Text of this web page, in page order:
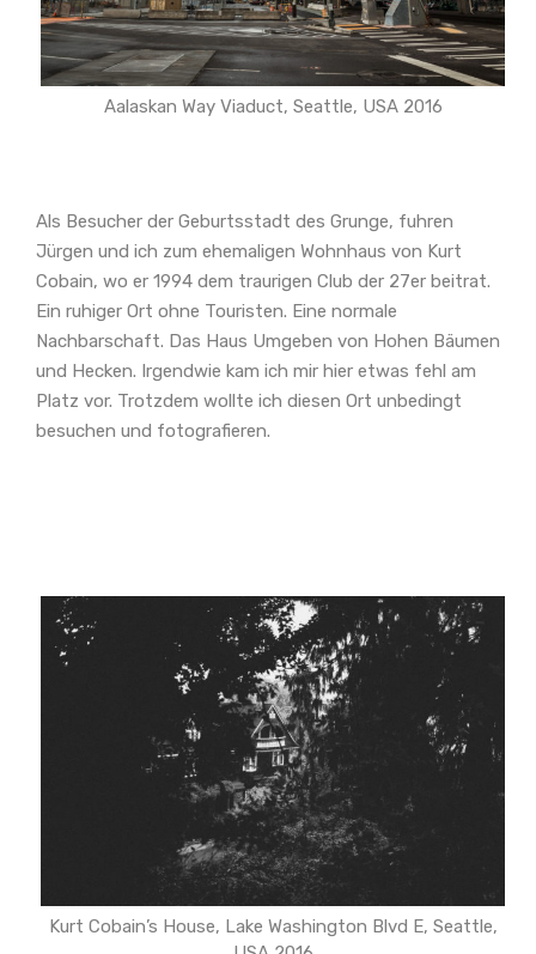
Aalaskan Way Viaduct, Seattle, USA 2016
Als Besucher der Geburtsstadt des Grunge, fuhren
Jürgen und ich zum ehemaligen Wohnhaus von Kurt
Cobain, wo er 1994 dem traurigen Club der 27er beitrat.
Ein ruhiger Ort ohne Touristen. Eine normale
Nachbarschaft. Das Haus Umgeben von Hohen Bäumen
und Hecken. Irgendwie kam ich mir hier etwas fehl am
Platz vor. Trotzdem wollte ich diesen Ort unbedingt
besuchen und fotografieren.
Kurt Cobain’s House, Lake Washington Blvd E, Seattle,